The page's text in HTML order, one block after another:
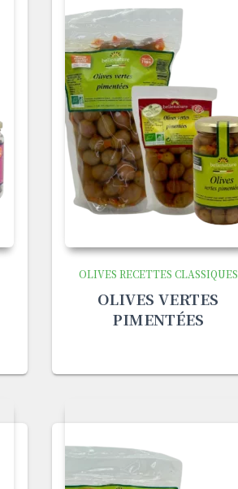
OLIVES RECETTES CLASSIQUES
OLIVES VERTES
PIMENTÉES